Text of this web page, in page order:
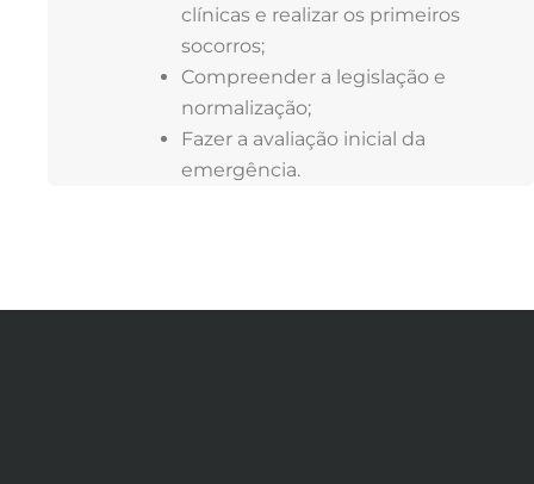
clínicas e realizar os primeiros
socorros;
Compreender a legislação e
normalização;
Fazer a avaliação inicial da
emergência.